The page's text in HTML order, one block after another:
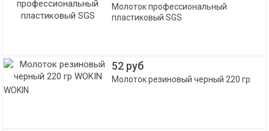
Молоток профессиональный
пластиковый SGS
52 руб
Молоток резиновый черный 220 гр
WOKIN